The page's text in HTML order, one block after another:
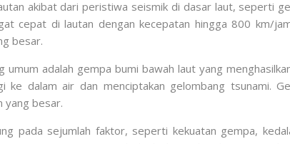
akibat dari peristiwa seismik di dasar laut, seperti
cepat di lautan dengan kecepatan hingga 800 km/
besar.
adalah gempa bumi bawah laut yang
dalam air dan menciptakan gelombang tsunami.
yang besar.
pada sejumlah faktor, seperti kekuatan gempa,